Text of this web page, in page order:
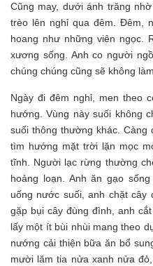
Cũng may, dưới ánh trăng
trèo lên nghỉ qua đêm. Đêm,
hoang như những viên ngọc.
xương sống. Anh co người
chúng chúng cũng sẽ không
Ngày đi đêm nghỉ, men theo
hướng. Vùng này suối không
suối thông thường khác.
tìm hướng mặt trời lặn mọc
tĩnh. Người lạc rừng thường
hoảng loạn. Anh ăn gạo
uống nước suối, anh chặt cây
gặp bụi cây đùng đình, anh
lấy một ít bùi nhùi mang theo
nướng cải thiện bữa ăn bổ
mười lăm tia nửa xanh nửa